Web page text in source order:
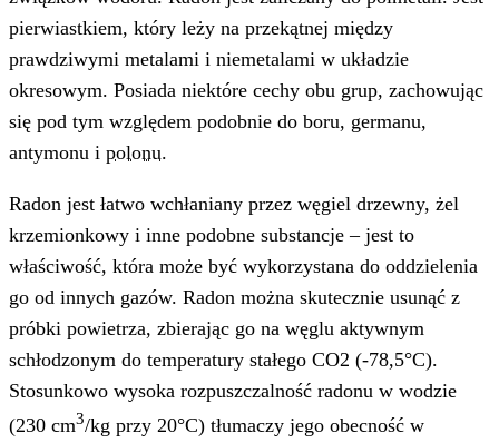
pierwiastkiem, który leży na przekątnej między
prawdziwymi metalami i niemetalami w układzie
okresowym. Posiada niektóre cechy obu grup, zachowując
się pod tym względem podobnie do boru, germanu,
antymonu i polonu.
Radon jest łatwo wchłaniany przez węgiel drzewny, żel
krzemionkowy i inne podobne substancje – jest to
właściwość, która może być wykorzystana do oddzielenia
go od innych gazów. Radon można skutecznie usunąć z
próbki powietrza, zbierając go na węglu aktywnym
schłodzonym do temperatury stałego CO2 (-78,5°C).
Stosunkowo wysoka rozpuszczalność radonu w wodzie
(230 cm3/kg przy 20°C) tłumaczy jego obecność w